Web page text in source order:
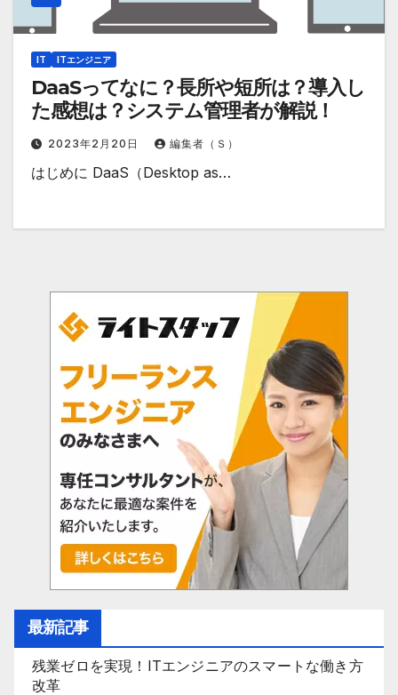
IT ITエンジニア
DaaSってなに？長所や短所は？導入し
た感想は？システム管理者が解説！
2023年2月20日 編集者（Ｓ）
はじめに DaaS（Desktop as…
最新記事
残業ゼロを実現！ITエンジニアのスマートな働き方
改革